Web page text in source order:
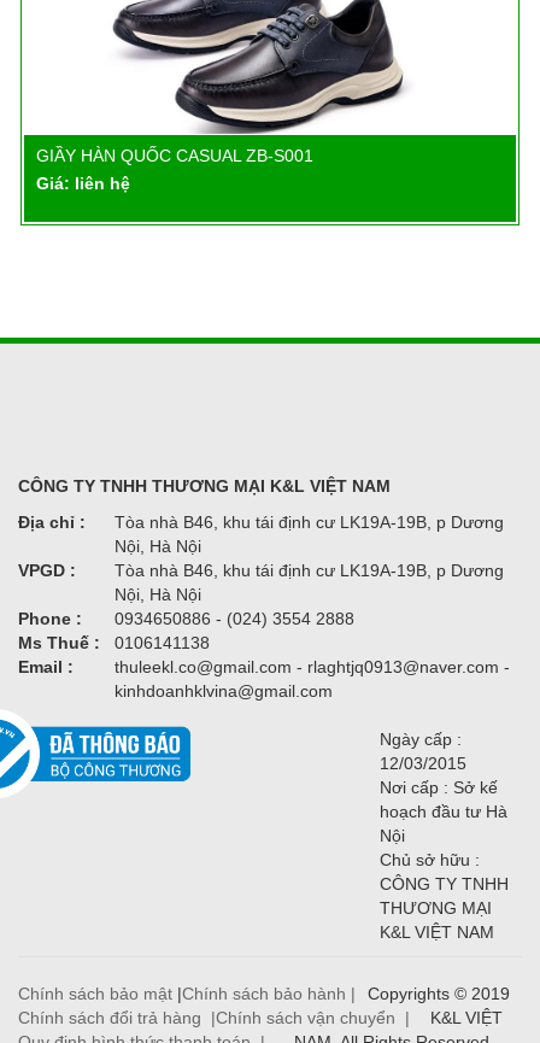
GIẦY HÀN QUỐC CASUAL ZB-S002
CÔNG TY TNHH THƯƠNG MẠI K&L VIỆT NAM
Địa chỉ :
Tòa nhà B46, khu tái định cư LK19A-19B, p Dương
Nội, Hà Nội
VPGD :
Tòa nhà B46, khu tái định cư LK19A-19B, p Dương
Nội, Hà Nội
Phone :
0934650886 - (024) 3554 2888
Ms Thuế :
0106141138
Email :
thuleekl.co@gmail.com - rlaghtjq0913@naver.com -
kinhdoanhklvina@gmail.com
Ngày cấp :
12/03/2015
Nơi cấp : Sở kế
hoạch đầu tư Hà
Nội
Chủ sở hữu :
CÔNG TY TNHH
THƯƠNG MẠI
K&L VIỆT NAM
Chính sách bảo mật |Chính sách bảo hành |
Chính sách đổi trả hàng |Chính sách vận chuyển |
Copyrights © 2019
K&L VIỆT